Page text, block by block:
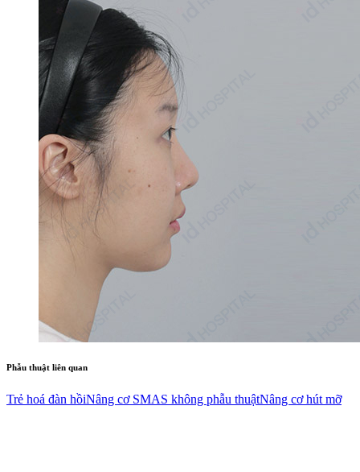
Phẫu thuật liên quan
Trẻ hoá đàn hồiNâng cơ SMAS không phẫu thuậtNâng cơ hút mỡ